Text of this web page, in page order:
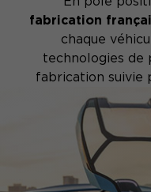
fabrication
chaque
technologies de
fabrication suivie